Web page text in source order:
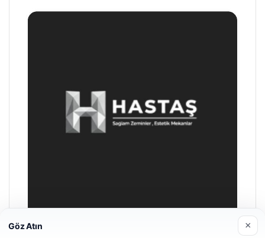
Göz Atın ×